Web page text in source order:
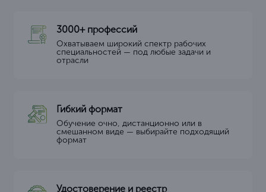
3000+ профессий
Охватываем широкий спектр рабочих
специальностей — под любые задачи и
отрасли
Гибкий формат
Обучение очно, дистанционно или в
смешанном виде — выбирайте подходящий
формат
Удостоверение и реестр